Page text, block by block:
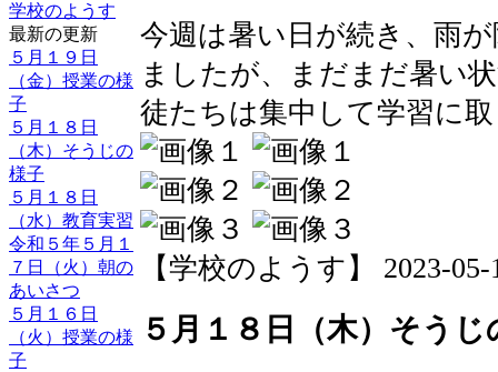
学校のようす
最新の更新
５月１９日
（金）授業の様
子
５月１８日
（木）そうじの
様子
５月１８日
（水）教育実習
令和５年５月１
７日（火）朝の
あいさつ
５月１６日
（火）授業の様
子
今週は暑い日が続き、雨
ましたが、まだまだ暑い
徒たちは集中して学習に
【学校のようす】 2023-05-
５月１８日（木）そうじ